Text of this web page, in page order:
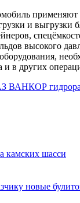
применяют
и выгрузки
высокого
и в других
ВАНКОР
камских шасси
новые